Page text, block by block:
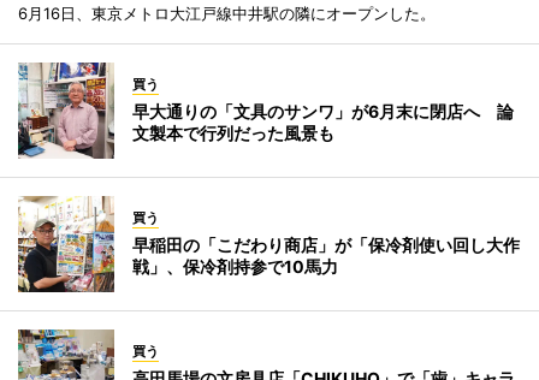
6月16日、東京メトロ大江戸線中井駅の隣にオープンした。
買う
早大通りの「文具のサンワ」が6月末に閉店へ 論
文製本で行列だった風景も
買う
早稲田の「こだわり商店」が「保冷剤使い回し大作
戦」、保冷剤持参で10馬力
買う